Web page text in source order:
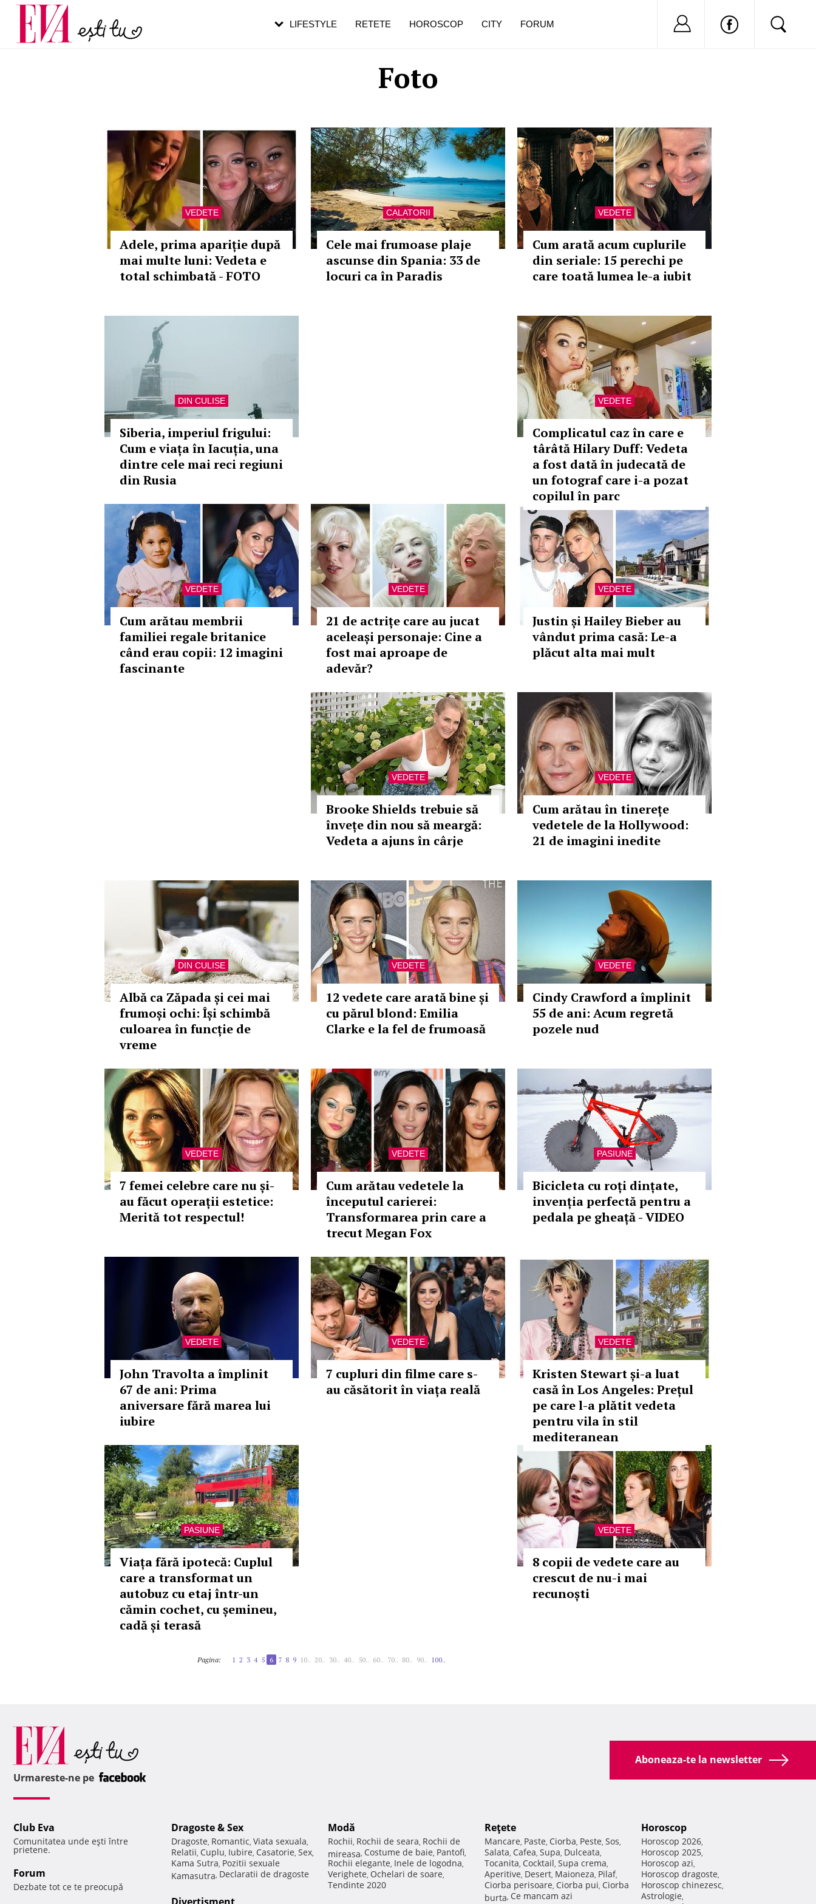
Foto
VEDETE
Adele, prima apariție după
mai multe luni: Vedeta e
total schimbată - FOTO
CALATORII
Cele mai frumoase plaje
ascunse din Spania: 33 de
locuri ca în Paradis
VEDETE
Cum arată acum cuplurile
din seriale: 15 perechi pe
care toată lumea le-a iubit
DIN CULISE
Siberia, imperiul frigului:
Cum e viața în Iacuția, una
dintre cele mai reci regiuni
din Rusia
VEDETE
Complicatul caz în care e
târâtă Hilary Duff: Vedeta
a fost dată în judecată de
un fotograf care i-a pozat
copilul în parc
VEDETE
Cum arătau membrii
familiei regale britanice
când erau copii: 12 imagini
fascinante
VEDETE
21 de actrițe care au jucat
aceleași personaje: Cine a
fost mai aproape de
adevăr?
VEDETE
Justin și Hailey Bieber au
vândut prima casă: Le-a
plăcut alta mai mult
VEDETE
Brooke Shields trebuie să
învețe din nou să meargă:
Vedeta a ajuns în cârje
VEDETE
Cum arătau în tinerețe
vedetele de la Hollywood:
21 de imagini inedite
DIN CULISE
Albă ca Zăpada și cei mai
frumoși ochi: Își schimbă
culoarea în funcție de
vreme
VEDETE
12 vedete care arată bine și
cu părul blond: Emilia
Clarke e la fel de frumoasă
VEDETE
Cindy Crawford a împlinit
55 de ani: Acum regretă
pozele nud
VEDETE
7 femei celebre care nu și-
au făcut operații estetice:
Merită tot respectul!
VEDETE
Cum arătau vedetele la
începutul carierei:
Transformarea prin care a
trecut Megan Fox
PASIUNE
Bicicleta cu roți dințate,
invenția perfectă pentru a
pedala pe gheață - VIDEO
VEDETE
John Travolta a împlinit
67 de ani: Prima
aniversare fără marea lui
iubire
VEDETE
7 cupluri din filme care s-
au căsătorit în viața reală
VEDETE
Kristen Stewart și-a luat
casă în Los Angeles: Prețul
pe care l-a plătit vedeta
pentru vila în stil
mediteranean
PASIUNE
Viața fără ipotecă: Cuplul
care a transformat un
autobuz cu etaj într-un
cămin cochet, cu șemineu,
cadă și terasă
VEDETE
8 copii de vedete care au
crescut de nu-i mai
recunoști
Pagina: 1 2 3 4 5 6 7 8 9 10.. 20.. 30.. 40.. 50.. 60.. 70.. 80.. 90.. 100..
LIFESTYLE RETETE HOROSCOP CITY FORUM Nu ai cont?
Carieră
Actualitate
pe măsură ce înaintezi în vârstă
Aboneaza-te la newsletter
Urmareste-ne pe
Club Eva
Comunitatea unde eşti între
prietene.
Forum
Dezbate tot ce te preocupă
Dragoste & Sex
Dragoste, Romantic, Viata sexuala,
Relatii, Cuplu, Iubire, Casatorie, Sex,
Kama Sutra, Pozitii sexuale
Kamasutra, Declaratii de dragoste
Modă
Rochii, Rochii de seara, Rochii de
mireasa, Costume de baie, Pantofi,
Rochii elegante, Inele de logodna,
Verighete, Ochelari de soare,
Tendinte 2020
Reţete
Mancare, Paste, Ciorba, Peste, Sos,
Salata, Cafea, Supa, Dulceata,
Tocanita, Cocktail, Supa crema,
Aperitive, Desert, Maioneza, Pilaf,
Ciorba perisoare, Ciorba pui, Ciorba
burta, Ce mancam azi
Horoscop
Horoscop 2026,
Horoscop 2025,
Horoscop azi,
Horoscop dragoste,
Horoscop chinezesc,
Astrologie,